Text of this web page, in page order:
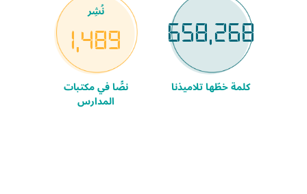
658,268
كلمة خطّها تلاميذنا
نُشِر
1,489
نصًّا في مكتبات
المدارس